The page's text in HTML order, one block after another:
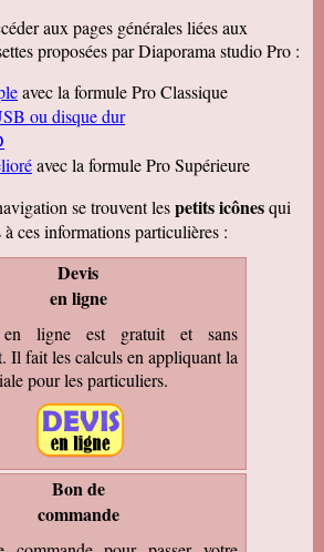
aux pages générales liées aux
proposées par Diaporama studio Pro :
avec la formule Pro Classique
ou disque dur
avec la formule Pro Supérieure
se trouvent lespetits icônesqui
ces informations particulières :
Devis
en ligne
ligne est gratuit et sans
Il fait les calculs en appliquant la
pour les particuliers.
Bon de
commande